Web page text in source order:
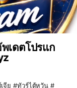
เดตโปรแก
จีย #ทัวร์ไต้หวัน #